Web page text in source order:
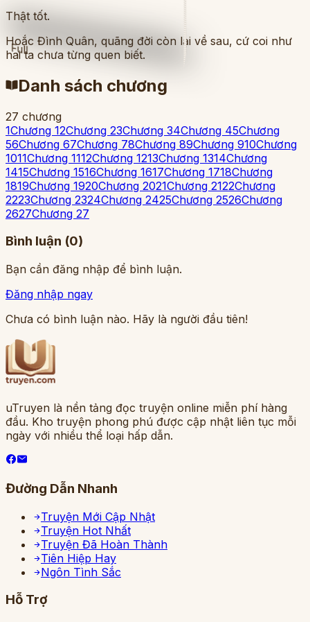
Full
Thật tốt.
Hoắc Đình Quân, quãng đời còn lại về sau, cứ coi như
hai ta chưa từng quen biết.
Danh sách chương
27 chương
1Chương 12Chương 23Chương 34Chương 45Chương
56Chương 67Chương 78Chương 89Chương 910Chương
1011Chương 1112Chương 1213Chương 1314Chương
1415Chương 1516Chương 1617Chương 1718Chương
1819Chương 1920Chương 2021Chương 2122Chương
2223Chương 2324Chương 2425Chương 2526Chương
2627Chương 27
Bình luận (0)
Bạn cần đăng nhập để bình luận.
Đăng nhập ngay
Chưa có bình luận nào. Hãy là người đầu tiên!
uTruyen là nền tảng đọc truyện online miễn phí hàng
đầu. Kho truyện phong phú được cập nhật liên tục mỗi
ngày với nhiều thể loại hấp dẫn.
Đường Dẫn Nhanh
Truyện Mới Cập Nhật
Truyện Hot Nhất
Truyện Đã Hoàn Thành
Tiên Hiệp Hay
Ngôn Tình Sắc
Hỗ Trợ